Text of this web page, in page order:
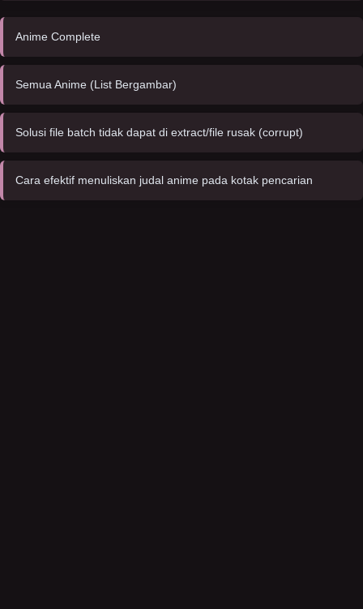
Anime Complete
Semua Anime (List Bergambar)
Solusi file batch tidak dapat di extract/file rusak (corrupt)
Cara efektif menuliskan judal anime pada kotak pencarian